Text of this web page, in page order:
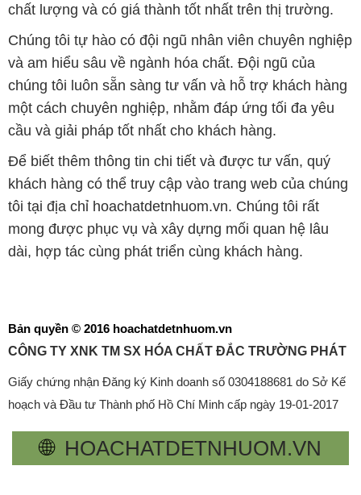
chất lượng và có giá thành tốt nhất trên thị trường.
Chúng tôi tự hào có đội ngũ nhân viên chuyên nghiệp
và am hiểu sâu về ngành hóa chất. Đội ngũ của
chúng tôi luôn sẵn sàng tư vấn và hỗ trợ khách hàng
một cách chuyên nghiệp, nhằm đáp ứng tối đa yêu
cầu và giải pháp tốt nhất cho khách hàng.
Để biết thêm thông tin chi tiết và được tư vấn, quý
khách hàng có thể truy cập vào trang web của chúng
tôi tại địa chỉ hoachatdetnhuom.vn. Chúng tôi rất
mong được phục vụ và xây dựng mối quan hệ lâu
dài, hợp tác cùng phát triển cùng khách hàng.
Bản quyền © 2016 hoachatdetnhuom.vn
CÔNG TY XNK TM SX HÓA CHẤT ĐẮC TRƯỜNG PHÁT
Giấy chứng nhận Đăng ký Kinh doanh số 0304188681 do Sở Kế
hoạch và Đầu tư Thành phố Hồ Chí Minh cấp ngày 19-01-2017
🌐 HOACHATDETNHUOM.VN